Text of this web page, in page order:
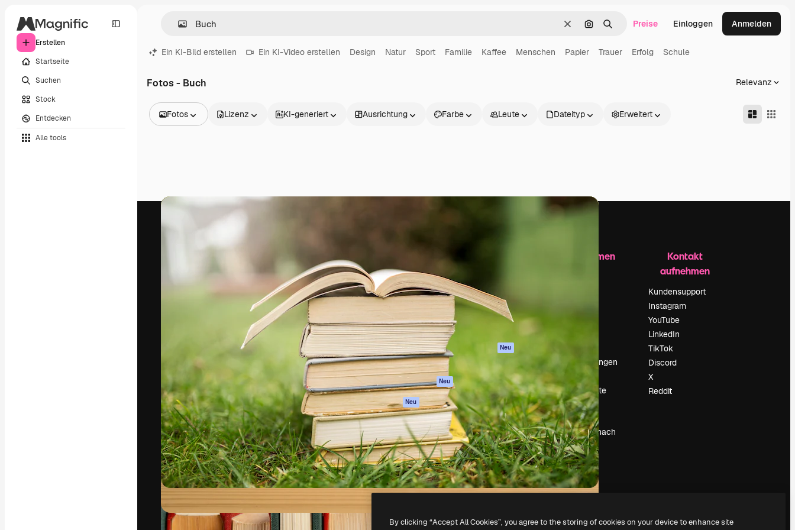
Erstellen
Startseite
Suchen
Stock
Entdecken
Alle tools
LöschenNach Bild suchen
SuchenPreise Einloggen Anmelden
Ein KI-Bild erstellen Ein KI-Video erstellen Design Natur Sport Familie Kaffee Menschen Papier Trauer Erfolg Schule
Fotos - Buch Relevanz
Fotos
Videos
Motion Graphics
Lizenz KI-generiert Ausrichtung Farbe Leute Dateityp Erweitert
Die kreative Plattform, um deine beste
Arbeit zu verwirklichen. Mehr als 1 Million
Abonnenten unter Kreativen, Unternehmen,
Agenturen und Studios.
Deutsch
Spaces
KI-Assistent
KI-Bildgenerator
KI-Videogenerator
KI-
Stimmengenerator
Stock-Inhalte
MCP für
Claude/ChatGPT
Neu
Agenten Neu
API
Mobile App
Alle Magnific-Tools
Dokumentation
Support
Datenschutzerklärung
Neu
Cookie-Richtlinie
Vertrauenszentrum
Partner
Unternehmen
Unternehmen
Veranstaltungen
Deine Inhalte
verkaufen
Pressesaal
Suchst du nach
magnific.ai
Kontakt
aufnehmen
Kundensupport
Instagram
YouTube
LinkedIn
TikTok
Discord
X
Reddit
Copyright © 2010-2026Freepik Company S.L.U.Alle Rechte vorbehalten.
By clicking “Accept All Cookies”, you agree to the storing of cookies on your device to enhance site